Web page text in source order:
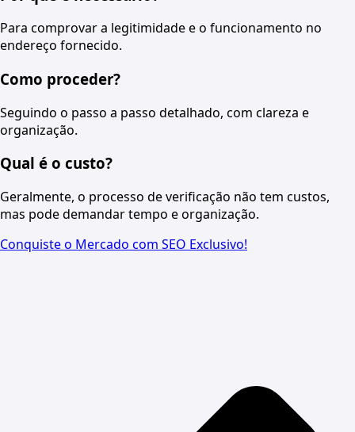
Para comprovar a legitimidade e o funcionamento no
endereço fornecido.
Como proceder?
Seguindo o passo a passo detalhado, com clareza e
organização.
Qual é o custo?
Geralmente, o processo de verificação não tem custos,
mas pode demandar tempo e organização.
Conquiste o Mercado com SEO Exclusivo!